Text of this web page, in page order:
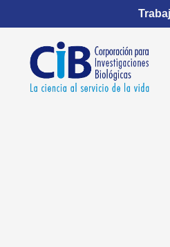
contenido